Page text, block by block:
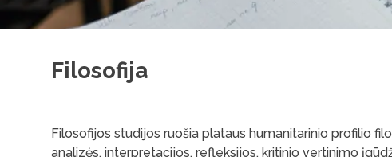
Filosofija
Filosofijos studijos ruošia plataus humanitarinio profilio
analizės, interpretacijos, refleksijos, kritinio vertinimo